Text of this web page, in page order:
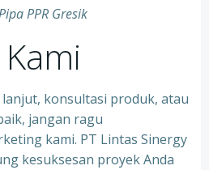
PPR Gresik
konsultasi produk, atau
jangan ragu
kami. PT Lintas Sinergy
kesuksesan proyek Anda